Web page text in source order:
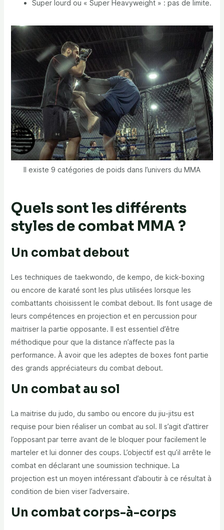
Super lourd ou « Super Heavyweight » : pas de limite.
Il existe 9 catégories de poids dans l’univers du MMA
Quels sont les différents
styles de combat MMA ?
Un combat debout
Les techniques de taekwondo, de kempo, de kick-boxing
ou encore de karaté sont les plus utilisées lorsque les
combattants choisissent le combat debout. Ils font usage de
leurs compétences en projection et en percussion pour
maitriser la partie opposante. Il est essentiel d’être
méthodique pour que la distance n’affecte pas la
performance. À avoir que les adeptes de boxes font partie
des grands appréciateurs du combat debout.
Un combat au sol
La maitrise du judo, du sambo ou encore du jiu-jitsu est
requise pour bien réaliser un combat au sol. Il s’agit d’attirer
l’opposant par terre avant de le bloquer pour facilement le
marteler et lui donner des coups. L’objectif est qu’il arrête le
combat en déclarant une soumission technique. La
projection est un moyen intéressant d’aboutir à ce résultat à
condition de bien viser l’adversaire.
Un combat corps-à-corps